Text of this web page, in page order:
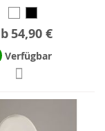
54,90 €
Verfügbar